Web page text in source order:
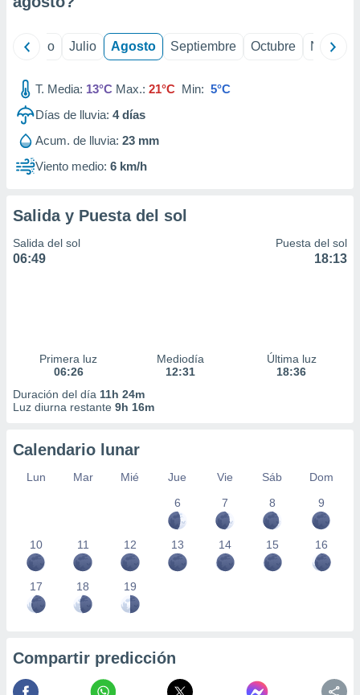
mediante
publicidad
publicidad
1199
Junio Julio Agosto Septiembre Octubre
T. Media: 13°C Max.: 21°C Min: 5°C
Días de lluvia: 4días
Acum. de lluvia: 23 mm
Viento medio: 6 km/h
Salida y Puesta del sol
Salida del sol
06:49
Puesta del sol
18:13
Primera luz
06:26
Mediodía
12:31
Última luz
18:36
Duración del día 11h 24m
Luz diurna restante 9h 16m
Calendario lunar
Lun Mar Mié Jue Vie Sáb
Dom
6
7 8 9
10 11 12 13 14 15 16
17 18 19
Compartir predicción